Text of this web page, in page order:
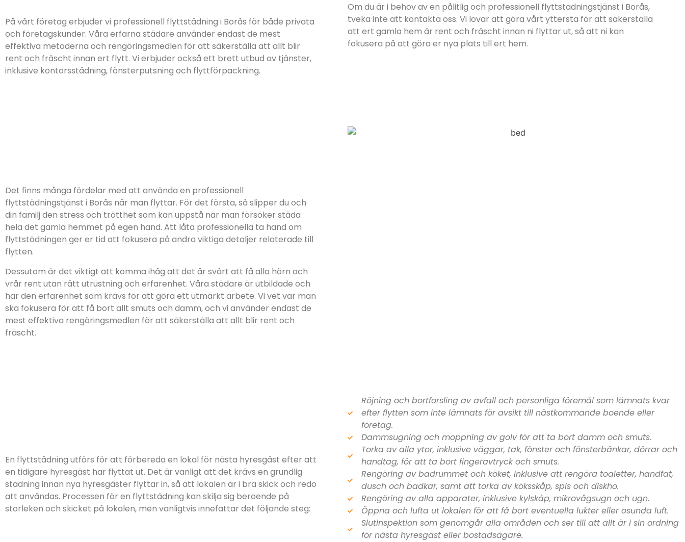
På vårt företag erbjuder vi professionell flyttstädning i Borås för både privata
och företagskunder. Våra erfarna städare använder endast de mest
effektiva metoderna och rengöringsmedlen för att säkerställa att allt blir
rent och fräscht innan ert flytt. Vi erbjuder också ett brett utbud av tjänster,
inklusive kontorsstädning, fönsterputsning och flyttförpackning.
Om du är i behov av en pålitlig och professionell flyttstädningstjänst i Borås,
tveka inte att kontakta oss. Vi lovar att göra vårt yttersta för att säkerställa
att ert gamla hem är rent och fräscht innan ni flyttar ut, så att ni kan
fokusera på att göra er nya plats till ert hem.
Det finns många fördelar med att använda en professionell
flyttstädningstjänst i Borås när man flyttar. För det första, så slipper du och
din familj den stress och trötthet som kan uppstå när man försöker städa
hela det gamla hemmet på egen hand. Att låta professionella ta hand om
flyttstädningen ger er tid att fokusera på andra viktiga detaljer relaterade till
flytten.
Dessutom är det viktigt att komma ihåg att det är svårt att få alla hörn och
vrår rent utan rätt utrustning och erfarenhet. Våra städare är utbildade och
har den erfarenhet som krävs för att göra ett utmärkt arbete. Vi vet var man
ska fokusera för att få bort allt smuts och damm, och vi använder endast de
mest effektiva rengöringsmedlen för att säkerställa att allt blir rent och
fräscht.
En flyttstädning utförs för att förbereda en lokal för nästa hyresgäst efter att
en tidigare hyresgäst har flyttat ut. Det är vanligt att det krävs en grundlig
städning innan nya hyresgäster flyttar in, så att lokalen är i bra skick och redo
att användas. Processen för en flyttstädning kan skilja sig beroende på
storleken och skicket på lokalen, men vanligtvis innefattar det följande steg:
Röjning och bortforsling av avfall och personliga föremål som lämnats kvar
efter flytten som inte lämnats för avsikt till nästkommande boende eller
företag.
Dammsugning och moppning av golv för att ta bort damm och smuts.
Torka av alla ytor, inklusive väggar, tak, fönster och fönsterbänkar, dörrar och
handtag, för att ta bort fingeravtryck och smuts.
Rengöring av badrummet och köket, inklusive att rengöra toaletter, handfat,
dusch och badkar, samt att torka av köksskåp, spis och diskho.
Rengöring av alla apparater, inklusive kylskåp, mikrovågsugn och ugn.
Öppna och lufta ut lokalen för att få bort eventuella lukter eller osunda luft.
Slutinspektion som genomgår alla områden och ser till att allt är i sin ordning
för nästa hyresgäst eller bostadsägare.